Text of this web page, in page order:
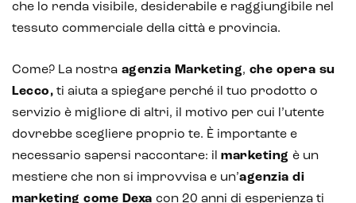
che lo renda visibile, desiderabile e raggiungibile nel
tessuto commerciale della città e provincia.
Come? La nostra agenzia Marketing, che opera su
Lecco, ti aiuta a spiegare perché il tuo prodotto o
servizio è migliore di altri, il motivo per cui l’utente
dovrebbe scegliere proprio te. È importante e
necessario sapersi raccontare: il marketing è un
mestiere che non si improvvisa e un’agenzia di
marketing come Dexa con 20 anni di esperienza ti